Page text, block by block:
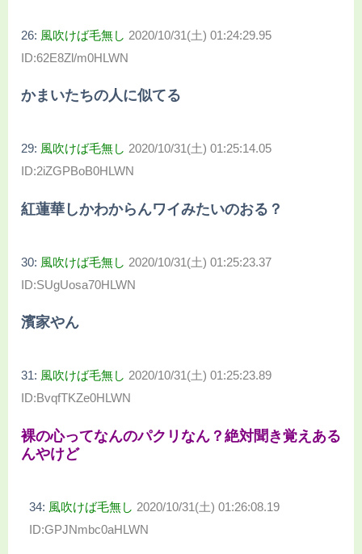
26: 風吹けば毛無し 2020/10/31(土) 01:24:29.95
ID:62E8Zl/m0HLWN
かまいたちの人に似てる
29: 風吹けば毛無し 2020/10/31(土) 01:25:14.05
ID:2iZGPBoB0HLWN
紅蓮華しかわからんワイみたいのおる？
30: 風吹けば毛無し 2020/10/31(土) 01:25:23.37
ID:SUgUosa70HLWN
濱家やん
31: 風吹けば毛無し 2020/10/31(土) 01:25:23.89
ID:BvqfTKZe0HLWN
裸の心ってなんのパクリなん？絶対聞き覚えある
んやけど
34: 風吹けば毛無し 2020/10/31(土) 01:26:08.19
ID:GPJNmbc0aHLWN